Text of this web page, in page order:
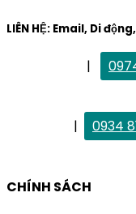
LIÊN HỆ: Email, Di
|
|
0934
CHÍNH SÁCH